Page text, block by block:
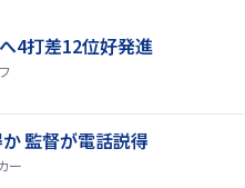
4打差12位好発進
か 監督が電話説得
ー